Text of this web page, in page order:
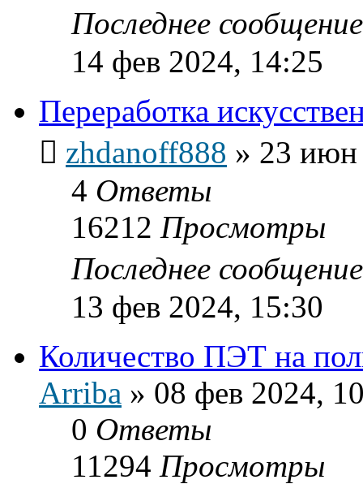
Последнее
14 фев 2024, 14:25
Переработка
zhdanoff888 » 23 июн
4 Ответы
16212 Просмотры
Последнее
13 фев 2024, 15:30
Количество ПЭТ на
Arriba » 08 фев 2024,
0 Ответы
11294 Просмотры